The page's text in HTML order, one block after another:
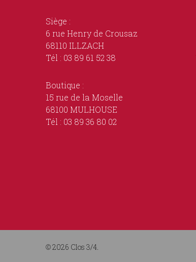
Siège :
6 rue Henry de Crousaz
68110 ILLZACH
Tél : 03 89 61 52 38
Boutique :
15 rue de la Moselle
68100 MULHOUSE
Tél : 03 89 36 80 02
© 2026 Clos 3/4.